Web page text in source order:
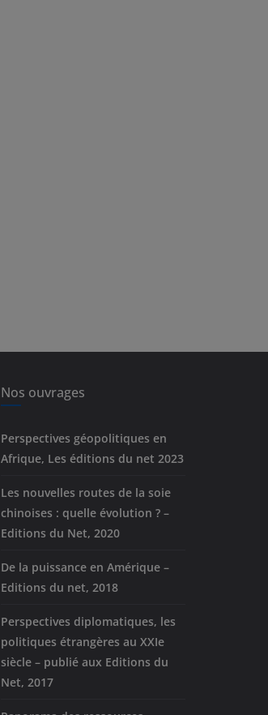
Nos ouvrages
Perspectives géopolitiques en
Afrique, Les éditions du net 2023
Les nouvelles routes de la soie
chinoises : quelle évolution ? –
Editions du Net, 2020
De la puissance en Amérique –
Editions du net, 2018
Perspectives diplomatiques, les
politiques étrangères au XXIe
siècle – publié aux Editions du
Net, 2017